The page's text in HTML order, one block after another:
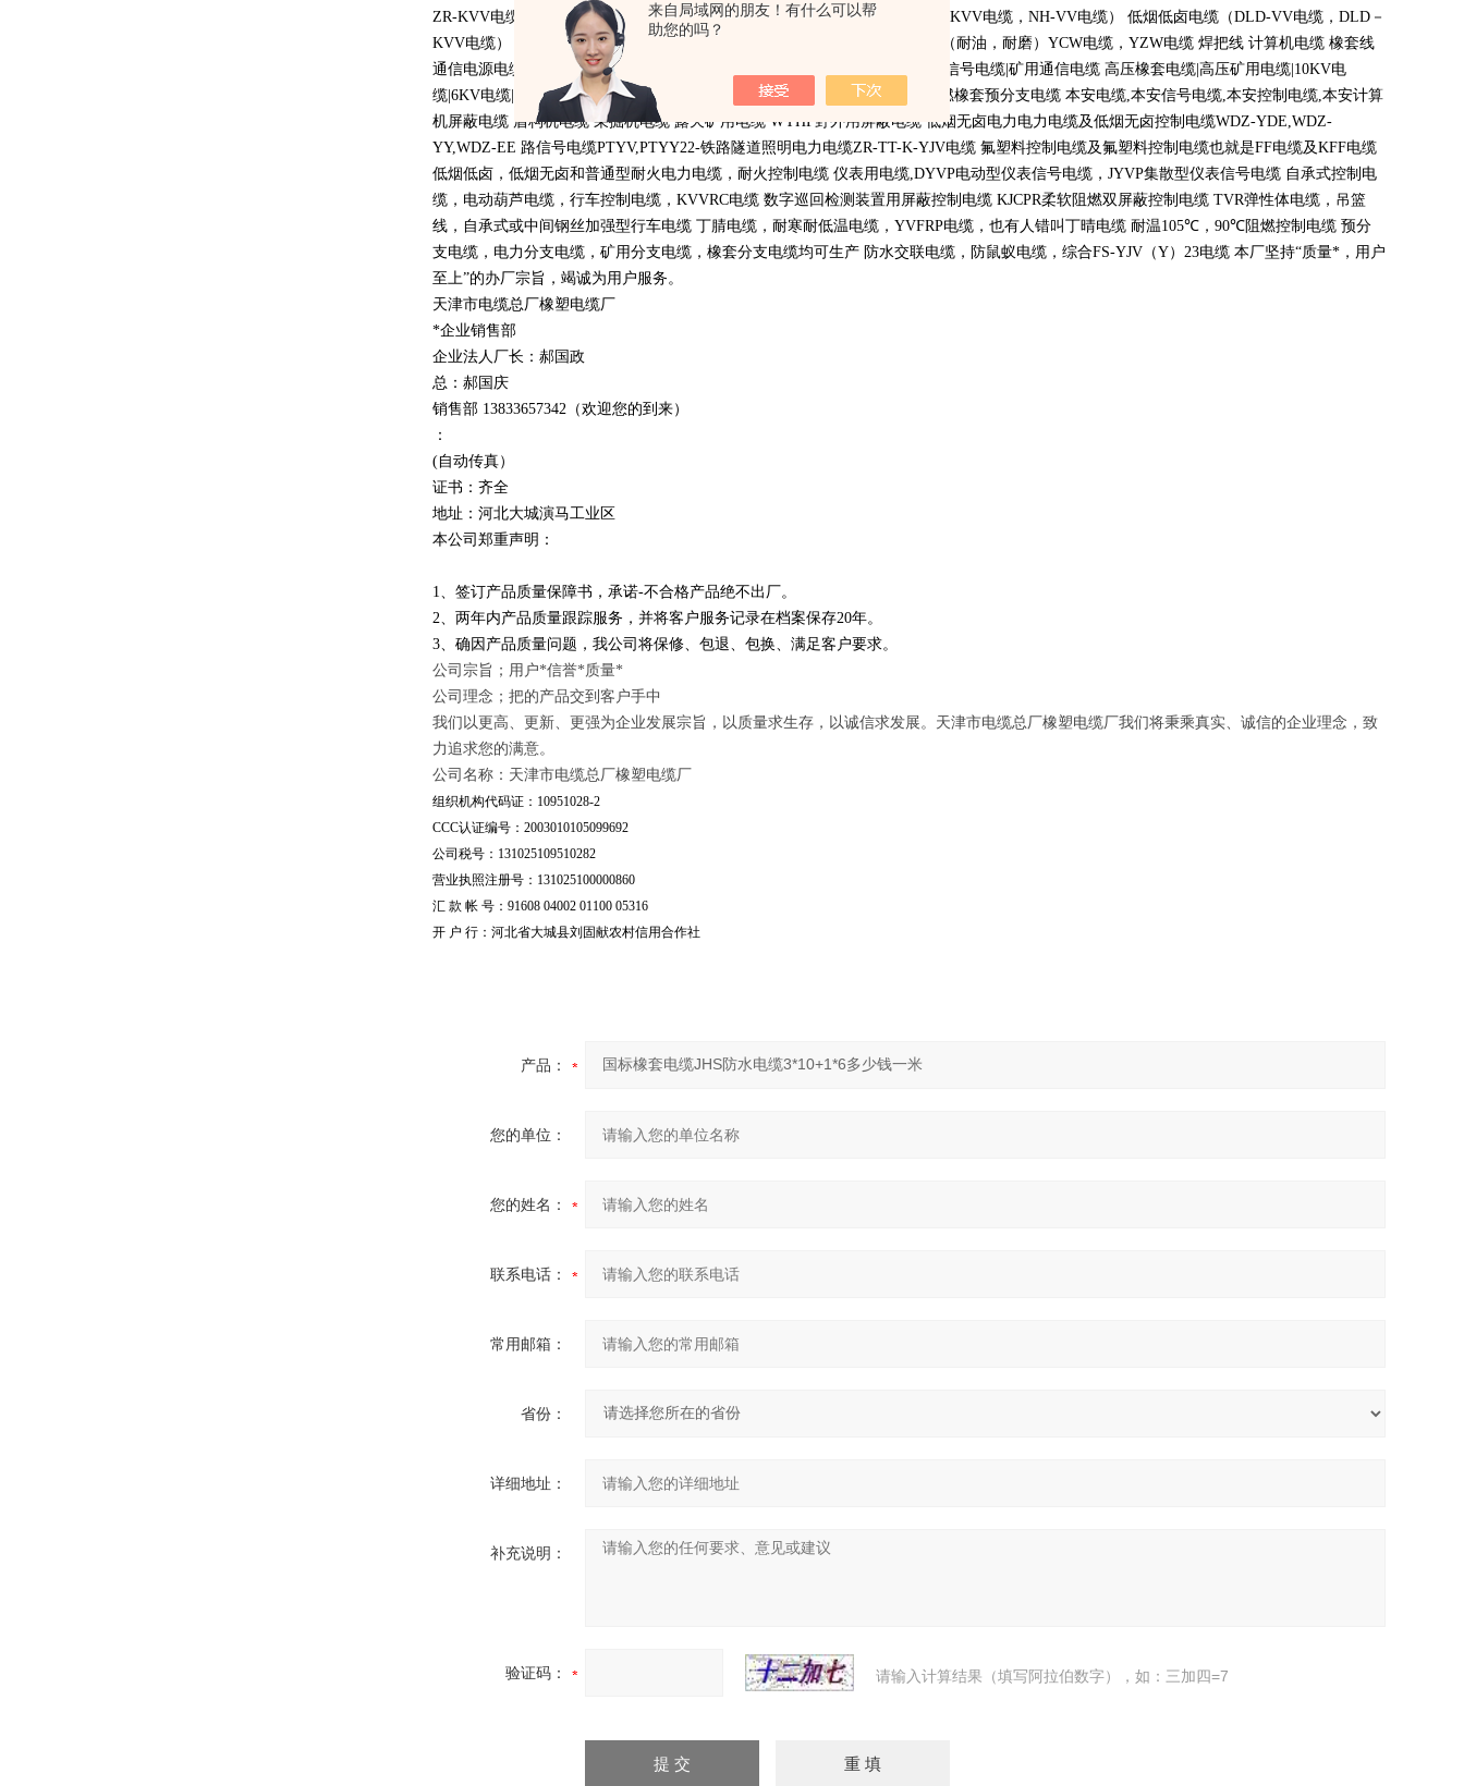
来自局域网的朋友！有什么可以帮
助您的吗？
ZR-KVV电缆， ZR-VV电缆） 耐火电缆（耐火控制电缆，耐火电力电缆， NH-KVV电缆， NH-VV电缆） 低烟低卤电缆（DLD-VV电缆， DLD －
KVV电缆） 等屏蔽电力电缆 钢丝加强型电缆（ 电缆） 野外用电缆（耐油，耐磨） YCW电缆， YZW电缆 焊把线 计算机电缆 橡套线
通信电源电缆（
RVVZ电缆） 矿用防暴电缆 矿用信号电缆 矿用通信电缆 高压橡套电缆 高压矿用电缆 |10KV电
缆 |6KV电缆 |UGF电缆 氯化聚乙烯橡套扁平电缆 露天高压橡套扁电缆 矿用阻燃橡套预分支电缆 本安电缆,本安信号电缆,本安控制电缆,本安计算
机屏蔽电缆 盾构机电缆 采掘机电缆 露天矿用电缆 WYHP 野外用屏蔽电缆 低烟无卤电力电力电缆及低烟无卤控制电缆WDZ-YDE,WDZ-
YY,WDZ-EE 路信号电缆PTYV,PTYY22-铁路隧道照明电力电缆ZR-TT-K-YJV电缆 氟塑料控制电缆及氟塑料控制电缆也就是FF电缆及KFF电缆
低烟低卤，低烟无卤和普通型耐火电力电缆，耐火控制电缆 仪表用电缆,DYVP电动型仪表信号电缆， JYVP集散型仪表信号电缆 自承式控制电
缆，电动葫芦电缆，行车控制电缆， KVVRC电缆 数字巡回检测装置用屏蔽控制电缆 KJCPR柔软阻燃双屏蔽控制电缆 TVR弹性体电缆，吊篮
线，自承式或中间钢丝加强型行车电缆 丁腈电缆，耐寒耐低温电缆， YVFRP电缆，也有人错叫丁晴电缆 耐温105℃ ，90℃阻燃控制电缆 预分
支电缆，电力分支电缆，矿用分支电缆，橡套分支电缆均可生产 防水交联电缆，防鼠蚁电缆，综合FS-YJV （Y） 23电缆 本厂坚持“质量*，用户
至上”的办厂宗旨，竭诚为用户服务。
天津市电缆总厂橡塑电缆厂
*企业销售部
企业法人厂长：郝国政
总：郝国庆
销售部 13833657342 （欢迎您的到来）
：
(自动传真）
证书：齐全
地址：河北大城演马工业区
本公司郑重声明：
1、签订产品质量保障书，承诺-不合格产品绝不出厂。
2、两年内产品质量跟踪服务，并将客户服务记录在档案保存20年。
3、确因产品质量问题，我公司将保修、包退、包换、满足客户要求。
公司宗旨；用户*信誉*质量*
公司理念；把的产品交到客户手中
我们以更高、更新、更强为企业发展宗旨，以质量求生存，以诚信求发展。天津市电缆总厂橡塑电缆厂我们将秉乘真实、诚信的企业理念，致
力追求您的满意。
公司名称：天津市电缆总厂橡塑电缆厂
组织机构代码证：10951028-2
CCC认证编号：2003010105099692
公司税号：131025109510282
营业执照注册号：131025100000860
汇 款 帐 号：91608 04002 01100 05316
开 户 行：河北省大城县刘固献农村信用合作社
产品：
您的单位：
您的姓名：
联系电话：
常用邮箱：
省份：
详细地址：
补充说明：
验证码： 请输入计算结果（填写阿拉伯数字），如：三加四=7